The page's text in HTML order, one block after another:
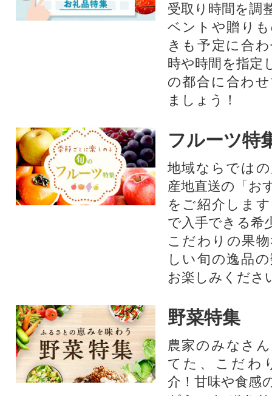
受取り時間を調
ベントや贈り
きも予定に合
時や時間を指定
の都合に合わ
ましょう！
フルーツ特
地域ならでは
産地直送の「お
をご紹介しま
で入手できる希
こだわりの果
しい旬の逸品
お楽しみくださ
野菜特集
農家のみなさ
てた、こだわ
介！甘味や食感